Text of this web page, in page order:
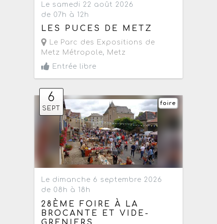
Le samedi 22 août 2026
de 07h à 12h
LES PUCES DE METZ
Le Parc des Expositions de
Metz Métropole, Metz
Entrée libre
6
SEPT
foire
Le dimanche 6 septembre 2026
de 08h à 18h
28ÈME FOIRE À LA
BROCANTE ET VIDE-